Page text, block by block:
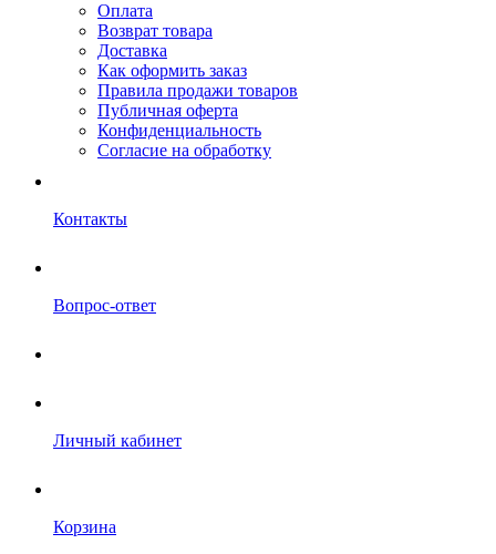
Оплата
Возврат товара
Доставка
Как оформить заказ
Правила продажи товаров
Публичная оферта
Конфиденциальность
Согласие на обработку
Контакты
Вопрос-ответ
Личный кабинет
Корзина